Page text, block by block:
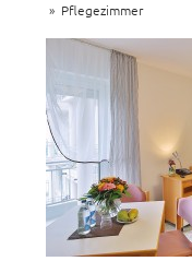
Pflegezimmer